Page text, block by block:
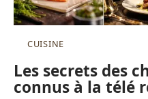
CUISINE
Les secrets des
connus à la télé